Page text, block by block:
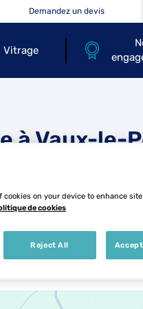
Vitrage
Demandez un devis
à Vaux-le-
Vaux-le-Pénil
cookies on your device to enhance
de cookies
Reject All